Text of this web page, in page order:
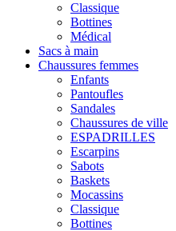
Classique
Bottines
Médical
Sacs à main
Chaussures femmes
Enfants
Pantoufles
Sandales
Chaussures de ville
ESPADRILLES
Escarpins
Sabots
Baskets
Mocassins
Classique
Bottines